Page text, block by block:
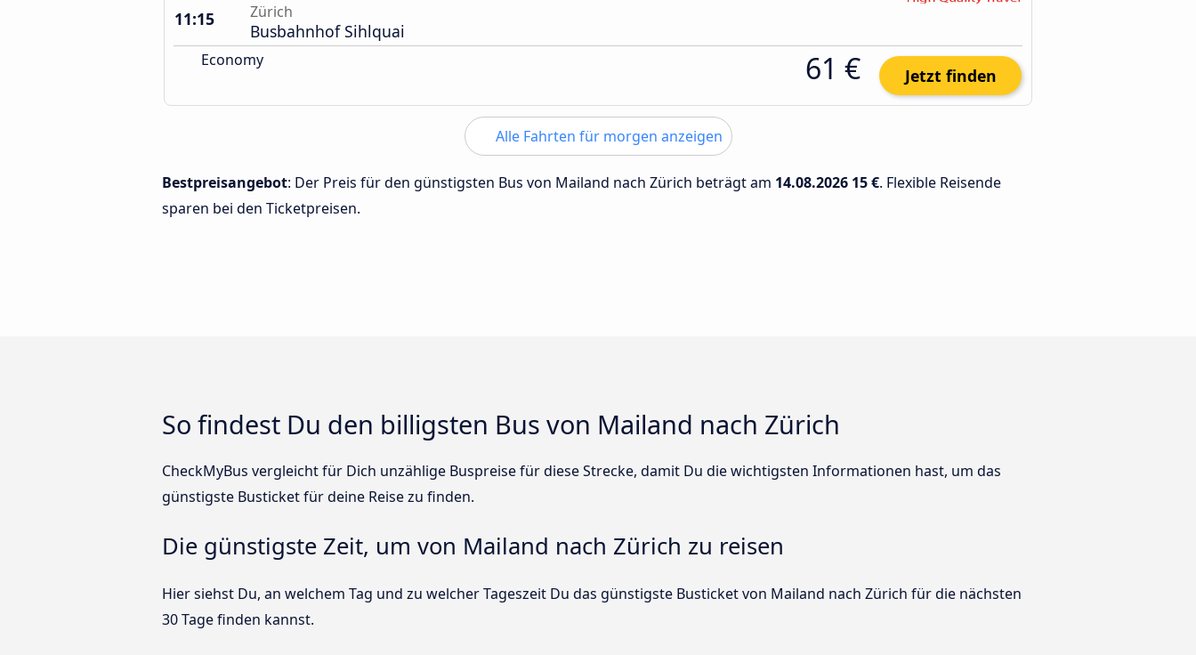
11:15
Zürich
Busbahnhof Sihlquai
Economy 61 € Jetzt finden
Alle Fahrten für morgen anzeigen
Bestpreisangebot: Der Preis für den günstigsten Bus von Mailand nach Zürich beträgt am 14.08.2026 15 €. Flexible Reisende
sparen bei den Ticketpreisen.
So findest Du den billigsten Bus von Mailand nach Zürich
CheckMyBus vergleicht für Dich unzählige Buspreise für diese Strecke, damit Du die wichtigsten Informationen hast, um das
günstigste Busticket für deine Reise zu finden.
Die günstigste Zeit, um von Mailand nach Zürich zu reisen
Hier siehst Du, an welchem Tag und zu welcher Tageszeit Du das günstigste Busticket von Mailand nach Zürich für die nächsten
30 Tage finden kannst.